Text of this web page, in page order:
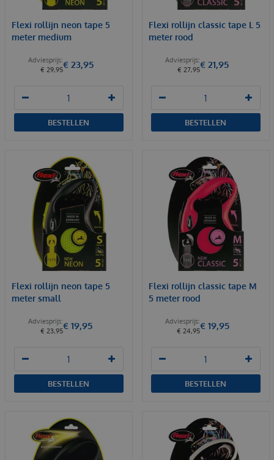
Flexi rollijn neon tape 5
meter medium
€ 29,95€ 23,95
BESTELLEN
Flexi rollijn classic tape L 5
meter rood
€ 27,95€ 21,95
BESTELLEN
Flexi rollijn neon tape 5
meter small
€ 23,95€ 19,95
BESTELLEN
Flexi rollijn classic tape M
5 meter rood
€ 24,95€ 19,95
BESTELLEN